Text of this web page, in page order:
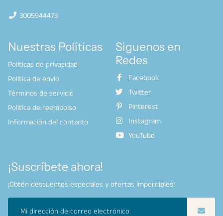
3005944473
Nuestras Políticas
Políticas de privacidad
Política de envío
Términos de servicio
Política de reembolso
Información del contacto
Siguenos en
Redes
Facebook
Twitter
Pinterest
Instagram
YouTube
¡Suscríbete ahora!
¡Obtén descuentos especiales y ofertas imperdibles!